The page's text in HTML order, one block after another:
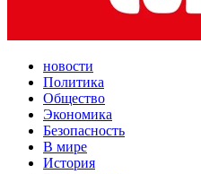
новости
Политика
Общество
Экономика
Безопасность
В мире
История